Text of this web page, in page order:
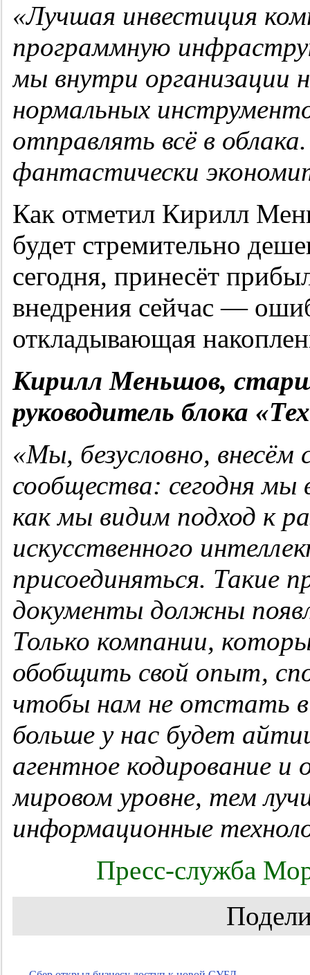
«Лучшая инвестиция
программную
мы внутри организации
нормальных
отправлять всё в
фантастически
Как отметил Кирилл
будет стремительно
сегодня, принесёт
внедрения сейчас —
откладывающая
Кирилл Меньшов,
руководитель блока
«Мы, безусловно, внесём
сообщества: сегодня мы
как мы видим подход к
искусственного
присоединяться. Такие
документы должны
Только компании,
обобщить свой опыт,
чтобы нам не отстать
больше у нас будет
агентное кодирование
мировом уровне, тем
информационные
Пресс-служба